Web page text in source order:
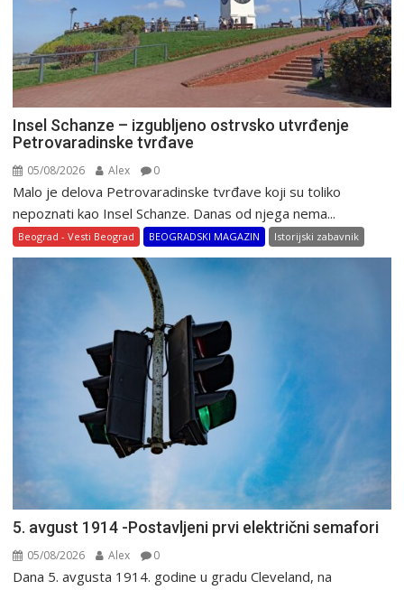
Insel Schanze – izgubljeno ostrvsko utvrđenje
Petrovaradinske tvrđave
05/08/2026 Alex 0
Malo je delova Petrovaradinske tvrđave koji su toliko
nepoznati kao Insel Schanze. Danas od njega nema...
Beograd - Vesti Beograd BEOGRADSKI MAGAZIN Istorijski zabavnik
5. avgust 1914 -Postavljeni prvi električni semafori
05/08/2026 Alex 0
Dana 5. avgusta 1914. godine u gradu Cleveland, na